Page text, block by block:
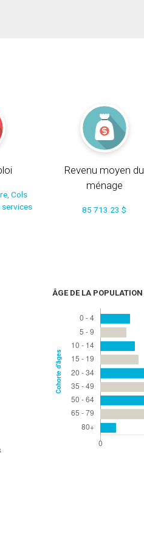
Cols
Revenu moyen du
ménage
85 713.23 $
ÂGE DE LA POPULATION